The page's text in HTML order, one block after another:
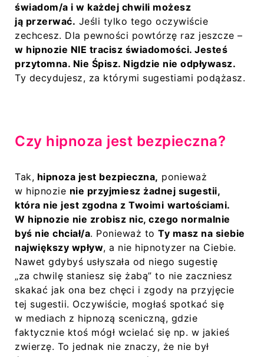
świadom/a i w każdej chwili możesz
ją przerwać. Jeśli tylko tego oczywiście
zechcesz. Dla pewności powtórzę raz jeszcze –
w hipnozie NIE tracisz świadomości. Jesteś
przytomna. Nie Śpisz. Nigdzie nie odpływasz.
Ty decydujesz, za którymi sugestiami podążasz.
Czy hipnoza jest bezpieczna?
Tak, hipnoza jest bezpieczna, ponieważ
w hipnozie nie przyjmiesz żadnej sugestii,
która nie jest zgodna z Twoimi wartościami.
W hipnozie nie zrobisz nic, czego normalnie
byś nie chciał/a. Ponieważ to Ty masz na siebie
największy wpływ, a nie hipnotyzer na Ciebie.
Nawet gdybyś usłyszała od niego sugestię
„za chwilę staniesz się żabą” to nie zaczniesz
skakać jak ona bez chęci i zgody na przyjęcie
tej sugestii. Oczywiście, mogłaś spotkać się
w mediach z hipnozą sceniczną, gdzie
faktycznie ktoś mógł wcielać się np. w jakieś
zwierzę. To jednak nie znaczy, że nie był